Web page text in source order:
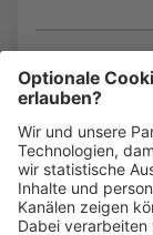
Bin ich für